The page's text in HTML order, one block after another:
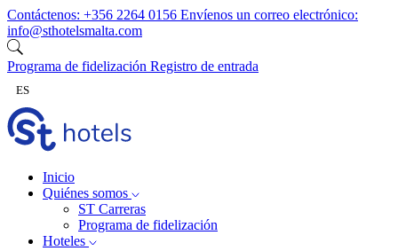
Ir al contenido
Contáctenos: +356 2264 0156 Envíenos un correo electrónico:
info@sthotelsmalta.com
Programa de fidelización Registro de entrada
ES
Inicio
Quiénes somos
ST Carreras
Programa de fidelización
Hoteles